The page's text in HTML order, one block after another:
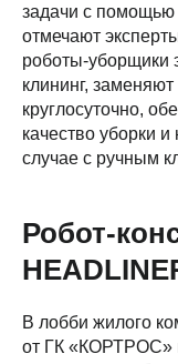
задачи с помощью
отмечают
роботы-уборщики
клининг,
круглосуточно,
качество уборки
случае с ручным
Робот-
В лобби жилого
от ГК «КОРТРОС»